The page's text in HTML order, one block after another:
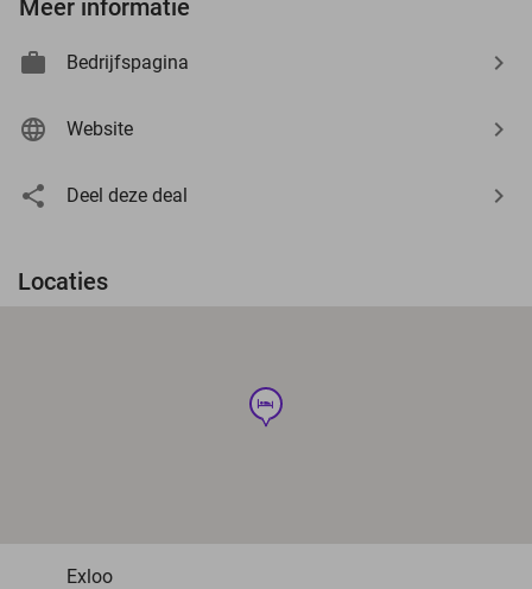
Meer informatie
Bedrijfspagina
Website
Deel deze deal
Locaties
hotel
Exloo